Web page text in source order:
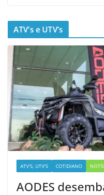
ATV’s e UTV’s
ATV'S, UTV'S COTIDIANO
AODES